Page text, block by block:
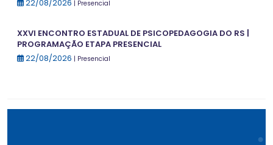
22/08/2026 | Presencial
XXVI ENCONTRO ESTADUAL DE PSICOPEDAGOGIA DO RS |
PROGRAMAÇÃO ETAPA PRESENCIAL
22/08/2026 | Presencial